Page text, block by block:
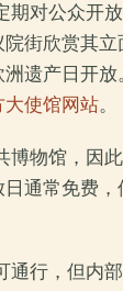
期对公众开
街欣赏其
遗产日开放
大使馆网站。
博物馆，因
通常免费
通行，但内